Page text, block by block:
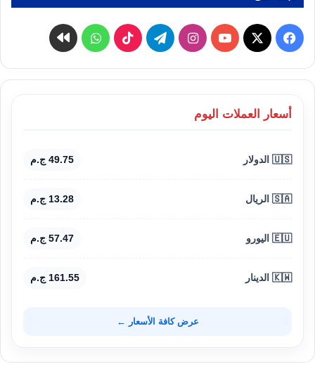
فيسبوك
‫X
‫YouTubeانستقرامتيلقرام ‫TikTokواتسابكواى
أسعار العملات اليوم
🇺🇸 الدولار 49.75 ج.م
🇸🇦 الريال 13.28 ج.م
🇪🇺 اليورو 57.47 ج.م
🇰🇼 الدينار 161.55 ج.م
عرض كافة الأسعار ←